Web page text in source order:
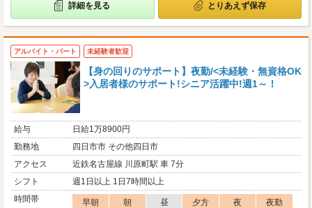
詳細を見る とりあえず保存
アルバイト・パート 未経験者歓迎
【身の回りのサポート】夜勤/<未経験・無資格OK
>入居者様のサポート!シニア活躍中!週1～！
給与
日給1万8900円
勤務地
四日市市 その他四日市
アクセス
近鉄名古屋線 川原町駅 車 7分
シフト
週1日以上 1日7時間以上
時間帯
早朝 朝 昼 夕方 夜
夜勤